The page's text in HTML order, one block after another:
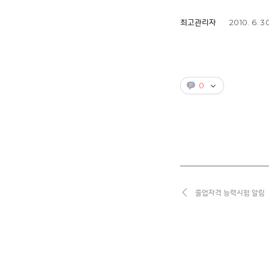
최고관리자 2010. 6.
0
졸업자격 능력시험 알림